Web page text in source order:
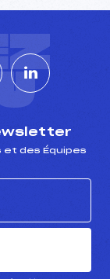
et des Équipes